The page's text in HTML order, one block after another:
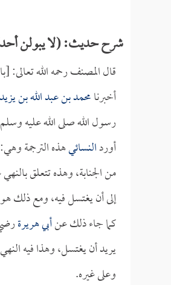
شرح حديث: (لا يبولن
قال المصنف رحمه الله تعالى:
أخبرنامحمد بن عبد الله بن
رسول الله صلى الله عليه
أوردالنسائيهذه الترجمة
من الجنابة، وهذه تتعلق
إلى أن يغتسل فيه، ومع ذلك هو
كما جاء ذلك عنأبي هريرة
يريد أن يغتسل، وهذا فيه
وعلى غيره.